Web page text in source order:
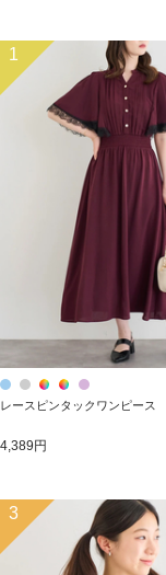
1
レースピンタックワンピース
4,389円
3